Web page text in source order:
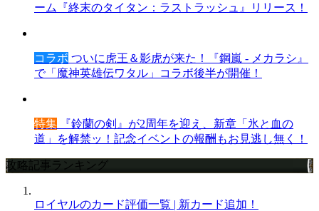
ーム『終末のタイタン：ラストラッシュ』リリース！
コラボ ついに虎王＆影虎が来た！『鋼嵐 - メカラシ』
で「魔神英雄伝ワタル」コラボ後半が開催！
特集 『鈴蘭の剣』が2周年を迎え、新章「氷と血の
道」を解禁ッ！記念イベントの報酬もお見逃し無く！
攻略記事ランキング
ロイヤルのカード評価一覧 | 新カード追加！